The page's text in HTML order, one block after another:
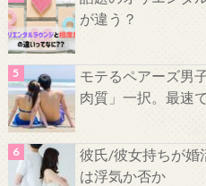
が違う？
モテるペアーズ男
肉質」一択。最速
彼氏/彼女持ちが婚
は浮気か否か